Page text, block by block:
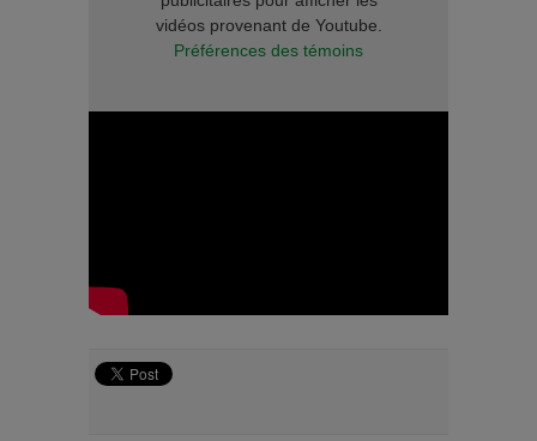
vidéos provenant de Youtube.
Préférences des témoins